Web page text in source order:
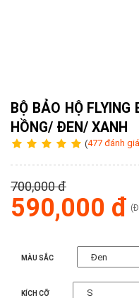
BỘ BẢO HỘ
HỒNG/ ĐEN/ XANH
(477 đánh giá
700,000 đ
590,000 đ
MÀU SẮC
KÍCH CỠ